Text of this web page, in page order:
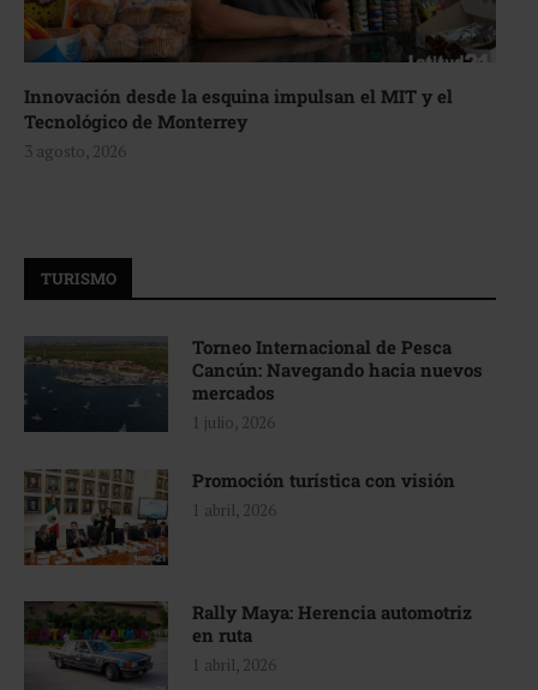
Innovación desde la esquina impulsan el MIT y el
Tecnológico de Monterrey
3 agosto, 2026
TURISMO
Torneo Internacional de Pesca
Cancún: Navegando hacia nuevos
mercados
1 julio, 2026
Promoción turística con visión
1 abril, 2026
Rally Maya: Herencia automotriz
en ruta
1 abril, 2026